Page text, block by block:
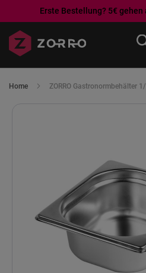
Erste Bestellung? 5€
zum
Home ZORRO Gastronormbehälter 1/